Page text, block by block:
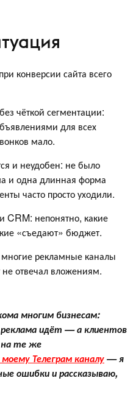
конверсии сайта всего
чёткой сегментации:
для всех
мало.
и неудобен: не было
и одна длинная форма
часто просто уходили.
CRM: непонятно, какие
«съедают» бюджет.
рекламные каналы
не отвечал вложениям.
многим бизнесам:
идёт — а клиентов
те же
Телеграм каналу— я
ошибки и рассказываю,